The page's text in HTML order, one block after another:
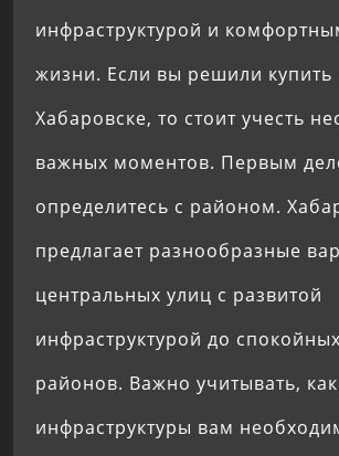
инфраструктурой и
жизни. Если вы решили купить
Хабаровске, то стоит учесть
важных моментов. Первым
определитесь с районом.
предлагает разнообразные
центральных улиц с развитой
инфраструктурой до
районов. Важно учитывать,
инфраструктуры вам